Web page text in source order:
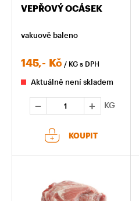
VEPŘOVÝ OCÁSEK
vakuově baleno
145,- Kč / KG s DPH
Aktuálně není skladem
KG
KOUPIT